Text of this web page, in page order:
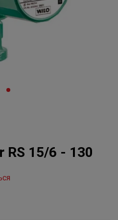
RS 15/6 - 130